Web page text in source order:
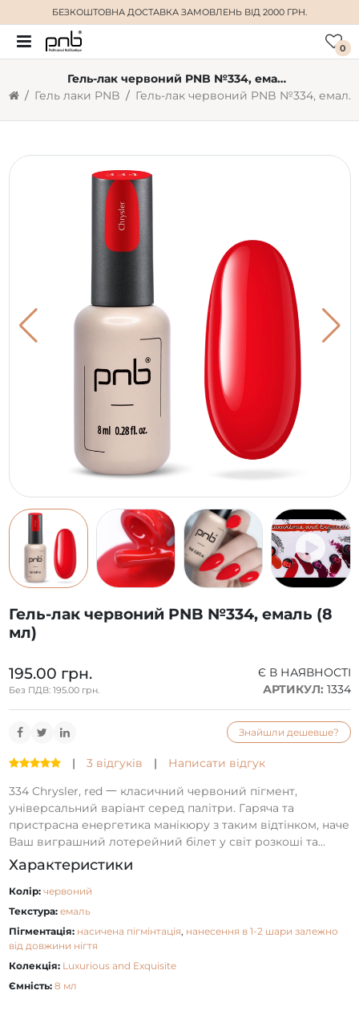
БЕЗКОШТОВНА ДОСТАВКА ЗАМОВЛЕНЬ ВІД 2000 ГРН.
0
Гель-лак червоний PNB №334, емаль (8 мл)
Гель лаки PNB
Гель-лак червоний PNB №334, емаль (8 мл)
Гель-лак червоний PNB №334, емаль (8
мл)
| 3 відгуків |
Написати відгук
334 Chrysler, red 一 класичний червоний пігмент,
універсальний варіант серед палітри. Гаряча та
пристрасна енергетика манікюру з таким відтінком, наче
Ваш виграшний лотерейний білет у світ розкоші та...
Характеристики
Колір: червоний
Текстура: емаль
Пігментація: насичена пігмінтація, нанесення в 1-2 шари залежно
від довжини нігтя
Колекція: Luxurious and Exquisite
Ємність: 8 мл
195.00 грн.
Без ПДВ: 195.00 грн.
Є В НАЯВНОСТІ
АРТИКУЛ: 1334
Знайшли дешевше?